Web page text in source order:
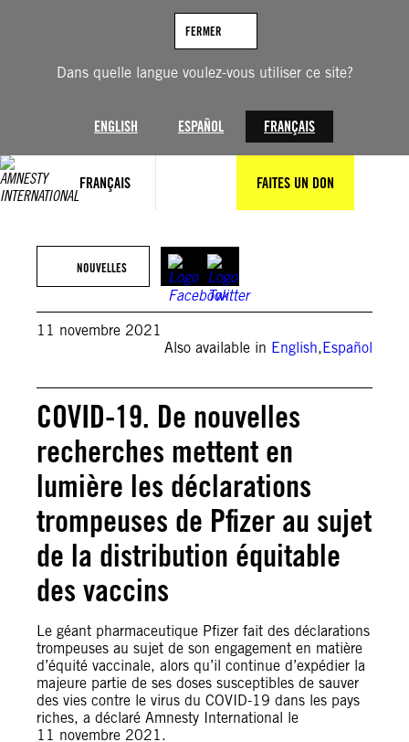
Dans quelle langue voulez-vous utiliser ce site?
ENGLISH ESPAÑOL FRANÇAIS
FERMER
FRANÇAIS FAITES UN DON
NOUVELLES
11 novembre 2021
Also available in English,Español
COVID-19. De nouvelles
recherches mettent en
lumière les déclarations
trompeuses de Pfizer au sujet
de la distribution équitable
des vaccins
Le géant pharmaceutique Pfizer fait des déclarations
trompeuses au sujet de son engagement en matière
d’équité vaccinale, alors qu’il continue d’expédier la
majeure partie de ses doses susceptibles de sauver
des vies contre le virus du COVID-19 dans les pays
riches, a déclaré Amnesty International le
11 novembre 2021.